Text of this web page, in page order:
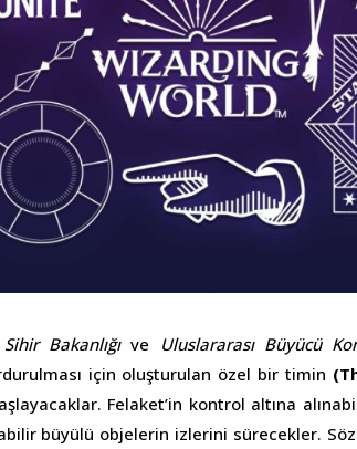
Sihir Bakanlığıve Uluslararası Büyücü
için oluşturulan özel bir timin
Felaket’in kontrol altına
büyülü objelerin izlerini sürecekler.